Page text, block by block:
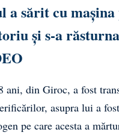
a sărit cu mașina
și s-a
ani, din Giroc, a fost
asupra lui a
pe care acesta a